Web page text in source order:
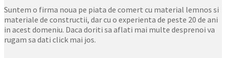
Suntem o firma noua pe piata de comert cu material lemnos si
materiale de constructii, dar cu o experienta de peste 20 de ani
in acest domeniu. Daca doriti sa aflati mai multe desprenoi va
rugam sa dati click mai jos.